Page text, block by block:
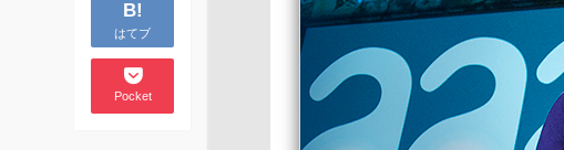
B!
はてブ
Pocket